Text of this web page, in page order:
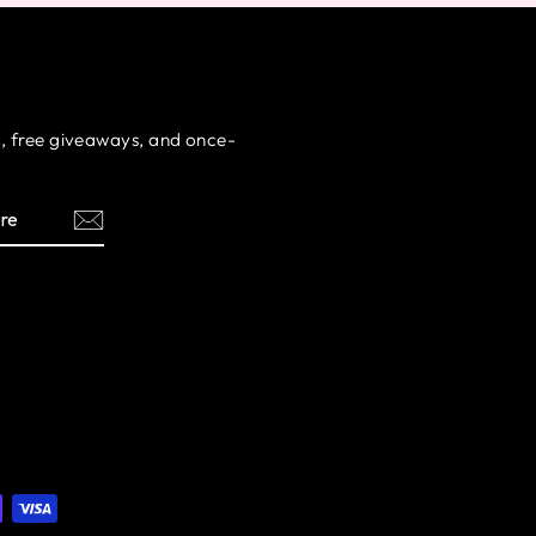
free giveaways, and once-